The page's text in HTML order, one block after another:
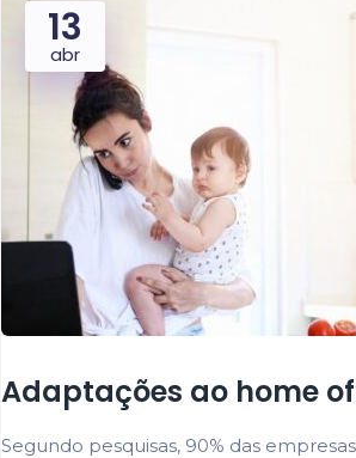
13
abr
Adaptações ao home
Segundo pesquisas, 90% das empresas